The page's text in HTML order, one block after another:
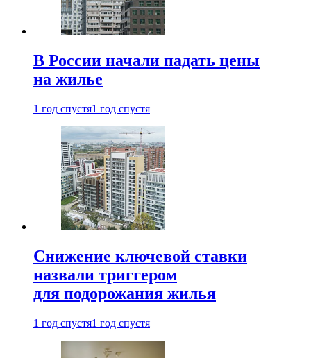
В России начали падать цены
на жилье
1 год спустя1 год спустя
Снижение ключевой ставки
назвали триггером
для подорожания жилья
1 год спустя1 год спустя